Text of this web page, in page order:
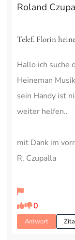
Roland
Telef. Florin
Hallo ich suche
Heineman
sein Handy ist
weiter helfen..
mit Dank im
R. Czupalla
0
Antwort